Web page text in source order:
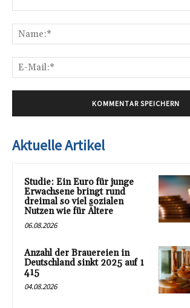
Aktuelle Artikel
Studie: Ein Euro für junge
Erwachsene bringt rund
dreimal so viel sozialen
Nutzen wie für Ältere
06.08.2026
Anzahl der Brauereien in
Deutschland sinkt 2025 auf 1
415
04.08.2026